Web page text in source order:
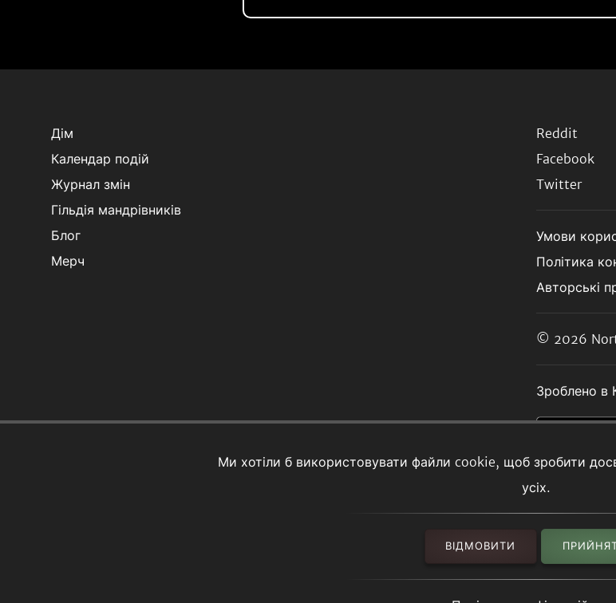
Ми хотіли б використовувати файли cookie, щоб зробити
усіх.
ВІДМОВИТИ
Дім
Календар подій
Журнал змін
Гільдія мандрівників
Блог
Мерч
Reddit
Facebook
Twitter
Умови
Політика
Авторські
© 2026
Зроблено в